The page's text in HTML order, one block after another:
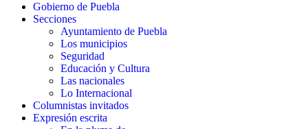
Gobierno de Puebla
Secciones
Ayuntamiento de Puebla
Los municipios
Seguridad
Educación y Cultura
Las nacionales
Lo Internacional
Columnistas invitados
Expresión escrita